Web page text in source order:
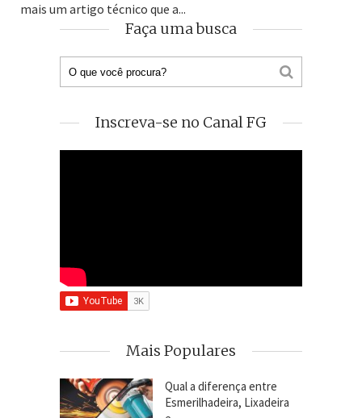
mais um artigo técnico que a...
Faça uma busca
Inscreva-se no Canal FG
Mais Populares
Qual a diferença entre
Esmerilhadeira, Lixadeira